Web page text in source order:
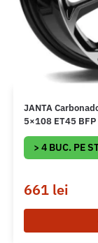
JANTA
5×108 ET45
> 4 BUC. PE
661 lei